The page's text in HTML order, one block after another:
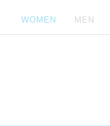
WOMEN MEN